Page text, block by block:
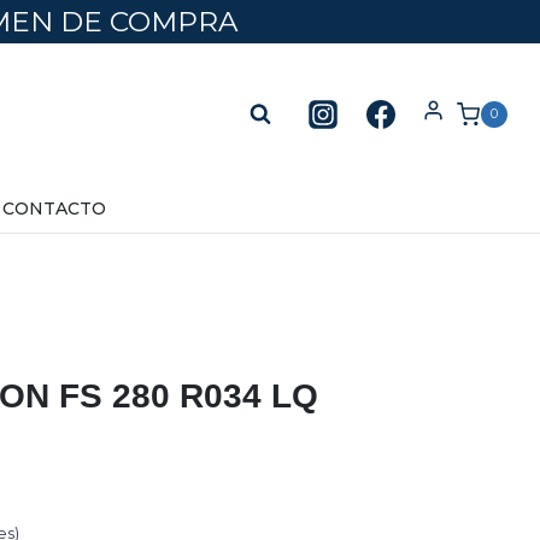
DE COMPRA
0
CONTACTO
FS 280 R034 LQ